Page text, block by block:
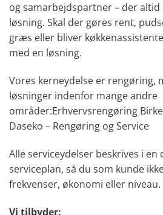
og samarbejdspartner – der
løsning. Skal der gøres rent,
græs eller bliver
med en løsning.
Vores kerneydelse er rengøring,
løsninger indenfor mange andre
områder:Erhvervsrengøring
Daseko – Rengøring og Service
Alle serviceydelser beskrives i en
serviceplan, så du som kunde
frekvenser, økonomi eller niveau.
Vi tilbyder: